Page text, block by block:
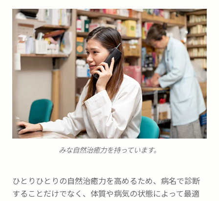
みな自然治癒力を持っています。
ひとりひとりの自然治癒力を高めるため、病名で診断
することだけでなく、体質や病気の状態によって最適